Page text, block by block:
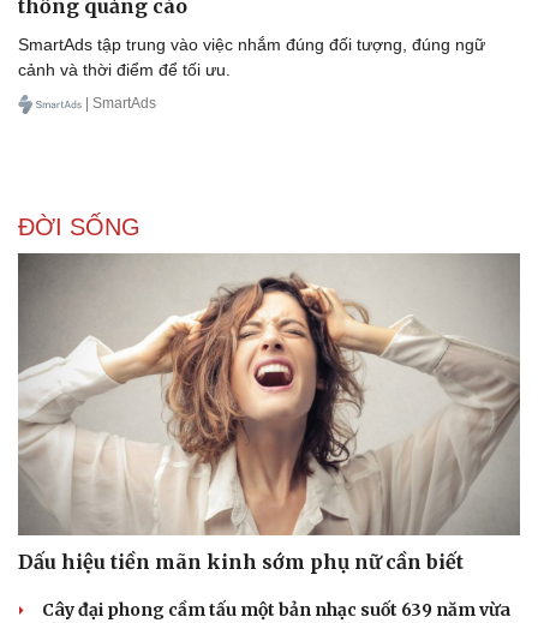
Doanh nghiệp
Vì cộng đồng
thống quảng cáo
SmartAds tập trung vào việc nhắm đúng đối tượng, đúng ngữ
cảnh và thời điểm để tối ưu.
| SmartAds
ĐỜI SỐNG
Dấu hiệu tiền mãn kinh sớm phụ nữ cần biết
Cây đại phong cầm tấu một bản nhạc suốt 639 năm vừa